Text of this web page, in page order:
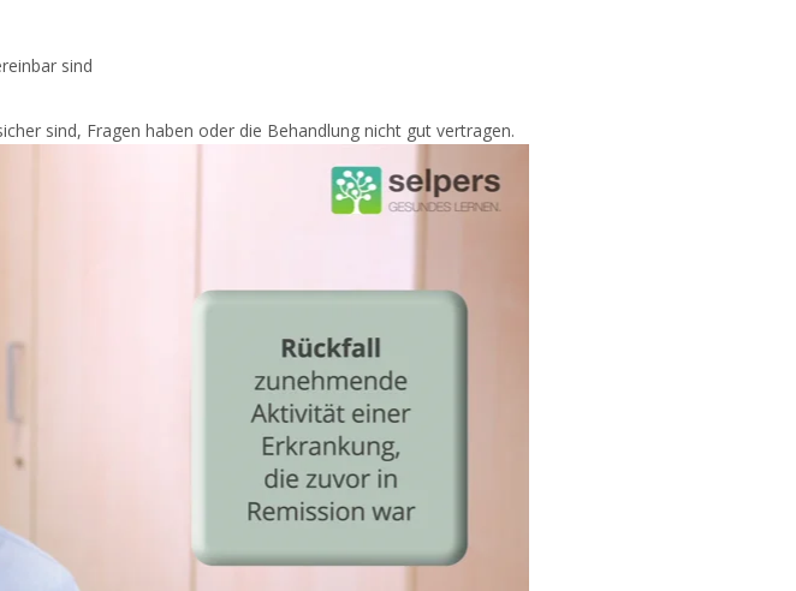
sind
sind, Fragen haben oder die Behandlung nicht gut vertragen.